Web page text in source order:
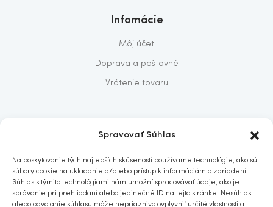
Spravovať Súhlas
Na poskytovanie tých najlepších skúseností používame technológie, ako sú
súbory cookie na ukladanie a/alebo prístup k informáciám o zariadení.
Súhlas s týmito technológiami nám umožní spracovávať údaje, ako je
správanie pri prehliadaní alebo jedinečné ID na tejto stránke. Nesúhlas
alebo odvolanie súhlasu môže nepriaznivo ovplyvniť určité vlastnosti a
Infomácie
Môj účet
Doprava a poštovné
Vrátenie tovaru
Predajňa
Kontakt